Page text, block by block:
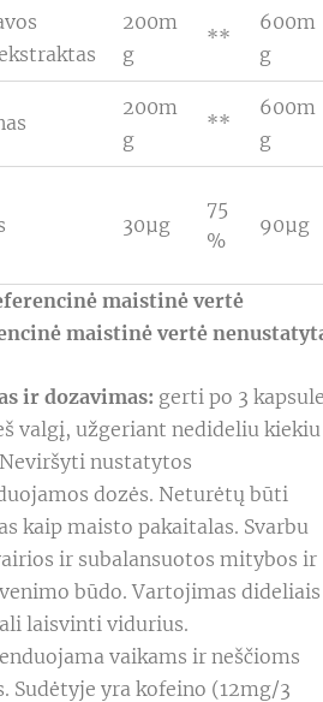
200m
g
**
600m
g
200m
g
**
600m
g
30μg
75
%
90μg
maistinė vertė
maistinė vertė
ir dozavimas: gerti po 3
valgį, užgeriant nedideliu kiekiu
nustatytos
dozės. Neturėtų būti
kaip maisto pakaitalas. Svarbu
ir subalansuotos mitybos ir
būdo. Vartojimas dideliais
laisvinti vidurius.
vaikams ir neščioms
Sudėtyje yra kofeino (12mg/3